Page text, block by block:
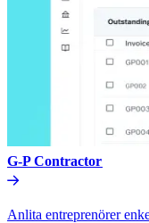
G-P Contractor​​
Anlita entreprenörer